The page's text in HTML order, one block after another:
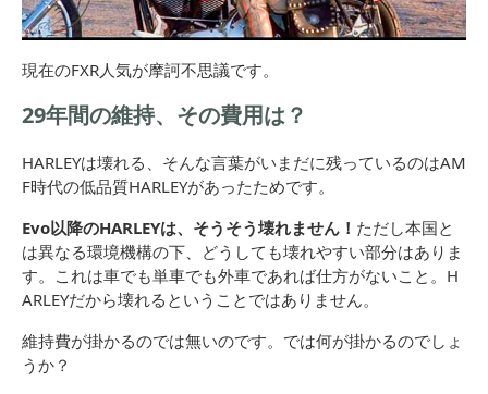
現在のFXR人気が摩訶不思議です。
29年間の維持、その費用は？
HARLEYは壊れる、そんな言葉がいまだに残っているのはAM
F時代の低品質HARLEYがあったためです。
Evo以降のHARLEYは、そうそう壊れません！ ただし本国と
は異なる環境機構の下、どうしても壊れやすい部分はありま
す。これは車でも単車でも外車であれば仕方がないこと。H
ARLEYだから壊れるということではありません。
維持費が掛かるのでは無いのです。では何が掛かるのでしょ
うか？